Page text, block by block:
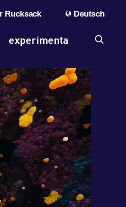
Rucksack Deutsch
experimenta